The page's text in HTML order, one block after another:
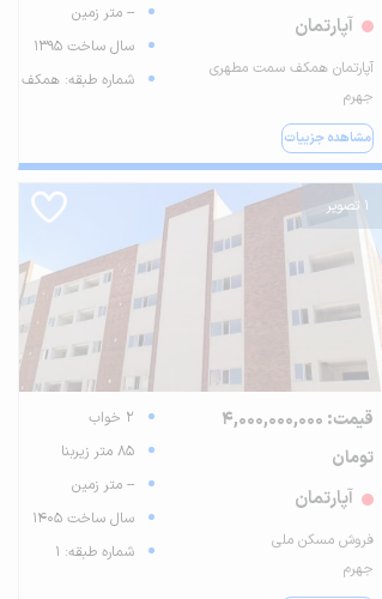
آپارتمان
آپارتمان همکف سمت مطهری
جهرم
مشاهده جزییات
-- متر زمین
سال ساخت 1395
شماره طبقه: همکف
1 تصویر
قیمت: 4,000,000,000
تومان
آپارتمان
فروش مسکن ملی
جهرم
2 خواب
85 متر زیربنا
-- متر زمین
سال ساخت 1405
شماره طبقه: 1